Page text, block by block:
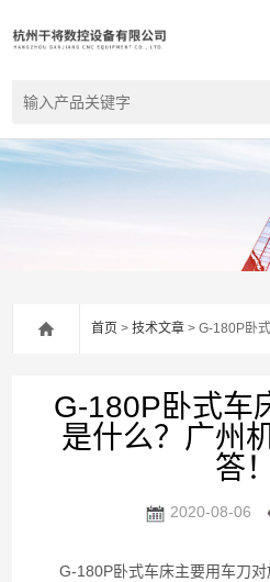
首页 >技术文章 > G-180P卧式车
G-180P卧式车
是什么？广州
答！
2020-08-06
G-180P卧式车床主要用车刀对